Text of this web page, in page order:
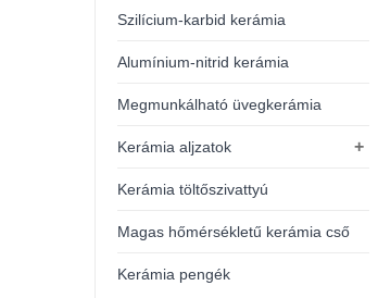
Szilícium-karbid kerámia
Alumínium-nitrid kerámia
Megmunkálható üvegkerámia
+
Kerámia aljzatok
Kerámia töltőszivattyú
Magas hőmérsékletű kerámia cső
Kerámia pengék